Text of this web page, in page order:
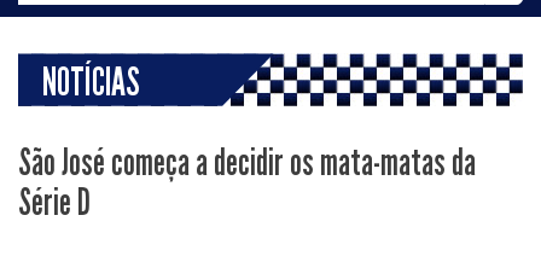
NOTÍCIAS
São José começa a decidir os mata-matas da
Série D